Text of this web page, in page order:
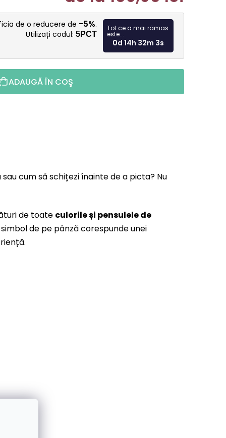
Evaluare
de o reducere de -5%.
Utilizați codul: 5PCT
Tot ce a mai rămas
este...
0d 14h 32m 2s
ADAUGĂ ÎN COŞ
cum să schițezi înainte de a picta? Nu
de toate culorile și pensulele de
de pe pânză corespunde unei